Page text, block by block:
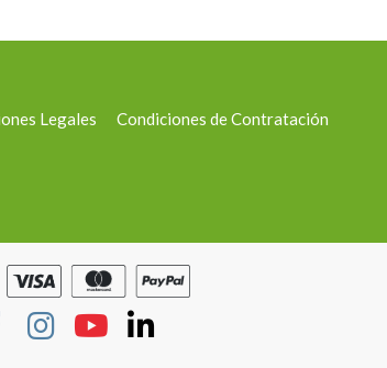
Legales Condiciones de Contratación